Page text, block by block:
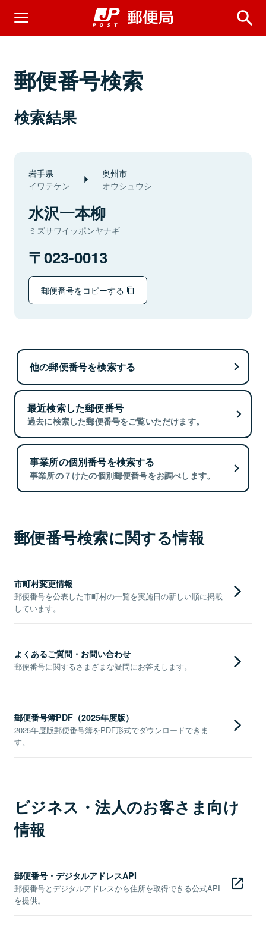
郵便番号検索
検索結果
岩手県
イワテケン
奥州市
オウシュウシ
水沢一本柳
ミズサワイッポンヤナギ
023-0013
郵便番号をコピーする
他の郵便番号を検索する
最近検索した郵便番号
過去に検索した郵便番号をご覧いただけます。
事業所の個別番号を検索する
事業所の７けたの個別郵便番号をお調べします。
郵便番号検索に関する情報
市町村変更情報
郵便番号を公表した市町村の一覧を実施日の新しい順に掲載
しています。
よくあるご質問・お問い合わせ
郵便番号に関するさまざまな疑問にお答えします。
郵便番号簿PDF（2025年度版）
2025年度版郵便番号簿をPDF形式でダウンロードできま
す。
ビジネス・法人のお客さま向け
情報
郵便番号・デジタルアドレスAPI
郵便番号とデジタルアドレスから住所を取得できる公式API
を提供。